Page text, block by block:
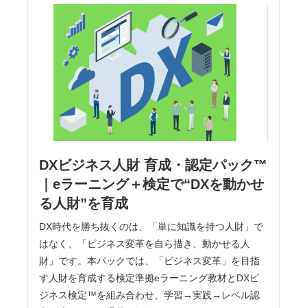
DXビジネス人財 育成・認定パック™
｜eラーニング＋検定で“DXを動かせ
る人財”を育成
DX時代を勝ち抜くのは、「単に知識を持つ人財」で
はなく、「ビジネス変革を自ら描き、動かせる人
財」です。本パックでは、「ビジネス変革」を目指
す人財を育成する検定準拠eラーニング教材とDXビ
ジネス検定™を組み合わせ、学習→実践→レベル認